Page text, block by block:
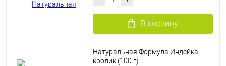
В корзину
Натуральная Формула Индейка,
кролик (100 г)